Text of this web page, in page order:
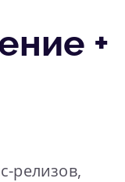
+
релизов,